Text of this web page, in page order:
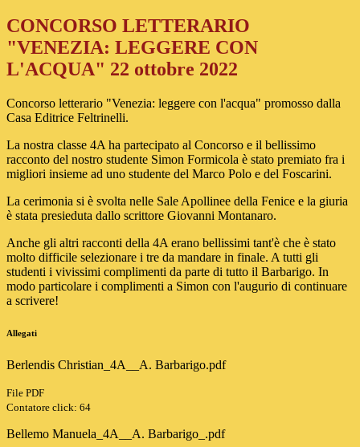
CONCORSO LETTERARIO
"VENEZIA: LEGGERE CON
L'ACQUA" 22 ottobre 2022
Concorso letterario "Venezia: leggere con l'acqua" promosso dalla
Casa Editrice Feltrinelli.
La nostra classe 4A ha partecipato al Concorso e il bellissimo
racconto del nostro studente Simon Formicola è stato premiato fra i
migliori insieme ad uno studente del Marco Polo e del Foscarini.
La cerimonia si è svolta nelle Sale Apollinee della Fenice e la giuria
è stata presieduta dallo scrittore Giovanni Montanaro.
Anche gli altri racconti della 4A erano bellissimi tant'è che è stato
molto difficile selezionare i tre da mandare in finale. A tutti gli
studenti i vivissimi complimenti da parte di tutto il Barbarigo. In
modo particolare i complimenti a Simon con l'augurio di continuare
a scrivere!
Allegati
Berlendis Christian_4A__A. Barbarigo.pdf
File PDF
Contatore click: 64
Bellemo Manuela_4A__A. Barbarigo_.pdf